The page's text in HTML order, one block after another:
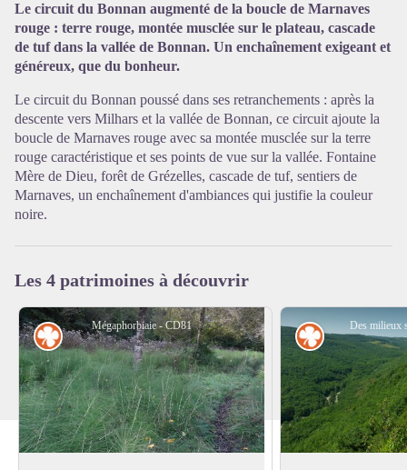
Le circuit du Bonnan augmenté de la boucle de Marnaves
rouge : terre rouge, montée musclée sur le plateau, cascade
de tuf dans la vallée de Bonnan. Un enchaînement exigeant et
généreux, que du bonheur.
Le circuit du Bonnan poussé dans ses retranchements : après la
descente vers Milhars et la vallée de Bonnan, ce circuit ajoute la
boucle de Marnaves rouge avec sa montée musclée sur la terre
rouge caractéristique et ses points de vue sur la vallée. Fontaine
Mère de Dieu, forêt de Grézelles, cascade de tuf, sentiers de
Marnaves, un enchaînement d'ambiances qui justifie la couleur
noire.
Les 4 patrimoines à découvrir
Mégaphorbiaie - CD81
Flore
Des milieux
Flore